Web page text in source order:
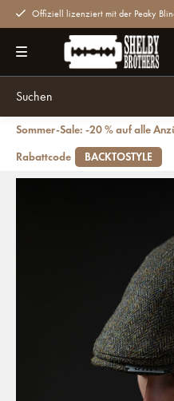
Offiziell lizenziert mit der Peaky
Sommer-Sale: -20 % auf alle
Rabattcode
BACKTOSTYLE
Heather Highland-Mütze | Harris